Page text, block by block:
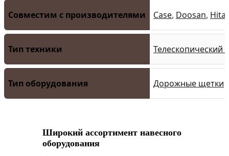
Совместим с производителями Case, Doosan,
Тип техники Телескопический
Тип оборудования Дорожные щетки
Широкий ассортимент навесного
оборудования